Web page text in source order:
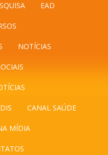
EAD
NOTÍCIAS
CANAL SAÚDE
MÍDIA